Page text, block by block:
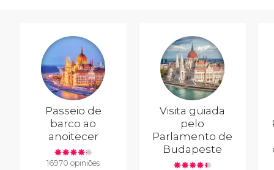
Passeio de
barco ao
anoitecer
16970 opiniões
Visita guiada
pelo
Parlamento de
Budapeste